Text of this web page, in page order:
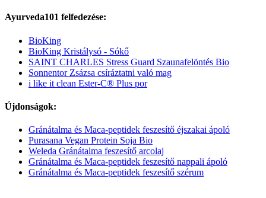
Ayurveda101 felfedezése:
BioKing
BioKing Kristálysó - Sókő
SAINT CHARLES Stress Guard Szaunafelöntés Bio
Sonnentor Zsázsa csíráztatni való mag
i like it clean Ester-C® Plus por
Újdonságok:
Gránátalma és Maca-peptidek feszesítő éjszakai ápoló
Purasana Vegan Protein Soja Bio
Weleda Gránátalma feszesítő arcolaj
Gránátalma és Maca-peptidek feszesítő nappali ápoló
Gránátalma és Maca-peptidek feszesítő szérum